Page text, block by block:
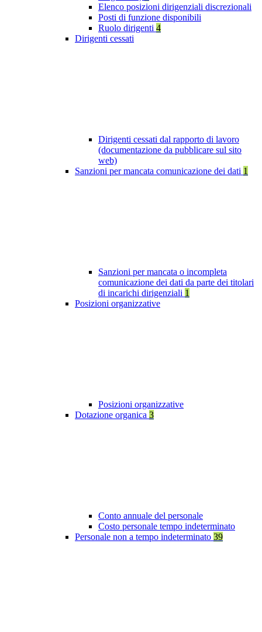
Elenco posizioni dirigenziali discrezionali
Posti di funzione disponibili
Ruolo dirigenti 4
Dirigenti cessati
Dirigenti cessati dal rapporto di lavoro
(documentazione da pubblicare sul sito
web)
Sanzioni per mancata comunicazione dei dati 1
Sanzioni per mancata o incompleta
comunicazione dei dati da parte dei titolari
di incarichi dirigenziali 1
Posizioni organizzative
Posizioni organizzative
Dotazione organica 3
Conto annuale del personale
Costo personale tempo indeterminato
Personale non a tempo indeterminato 39